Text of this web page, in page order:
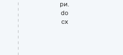
ри.
do
cx